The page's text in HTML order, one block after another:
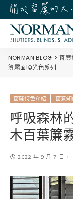
NORMAN BLOG 窗簾
簾霧面啞光色系列
窗簾特色介紹 窗簾知
呼吸森林
木百葉簾
2022 年 9 月 7 日